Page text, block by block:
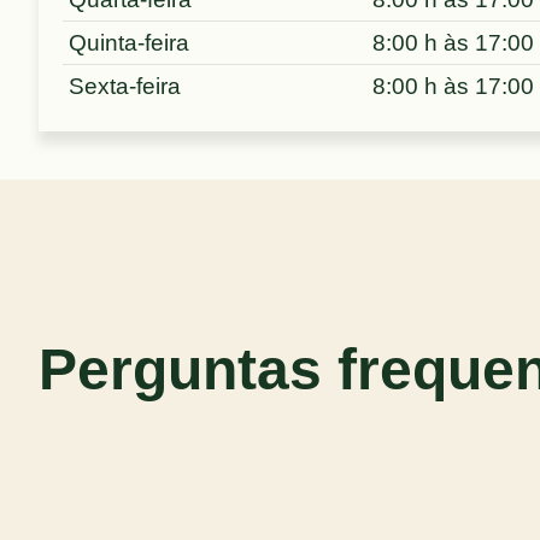
Quinta-feira
8:00 h às 17:00
Sexta-feira
8:00 h às 17:00
Perguntas